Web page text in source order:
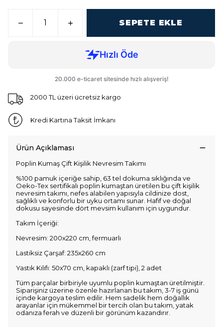
SEPETE EKLE
2000 TL üzeri ücretsiz kargo
Kredi Kartına Taksit İmkanı
Ürün Açıklaması
Poplin Kumaş Çift Kişilik Nevresim Takımı
%100 pamuk içeriğe sahip, 63 tel dokuma sıklığında ve
Oeko-Tex sertifikalı poplin kumaştan üretilen bu çift kişilik
nevresim takımı, nefes alabilen yapısıyla cildinize dost,
sağlıklı ve konforlu bir uyku ortamı sunar. Hafif ve doğal
dokusu sayesinde dört mevsim kullanım için uygundur.
Takım İçeriği:
Nevresim: 200x220 cm, fermuarlı
Lastiksiz Çarşaf: 235x260 cm
Yastık Kılıfı: 50x70 cm, kapaklı (zarf tipi), 2 adet
Tüm parçalar birbiriyle uyumlu poplin kumaştan üretilmiştir.
Siparişiniz üzerine özenle hazırlanan bu takım, 3-7 iş günü
içinde kargoya teslim edilir. Hem sadelik hem doğallık
arayanlar için mükemmel bir tercih olan bu takım, yatak
odanıza ferah ve düzenli bir görünüm kazandırır.